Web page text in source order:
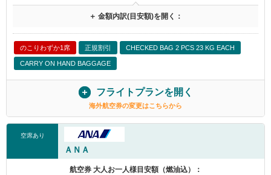
＋ 金額内訳(目安額)を開く：
のこりわずか1席 正規割引 CHECKED BAG 2 PCS 23 KG EACH
CARRY ON HAND BAGGAGE
フライトプランを開く
海外航空券の変更はこちらから
空席あり
ＡＮＡ
航空券 大人お一人様目安額（燃油込）：